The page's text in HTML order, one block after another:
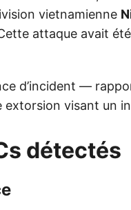
vietnamienne
attaque avait
d’incident —
extorsion visant un
détectés